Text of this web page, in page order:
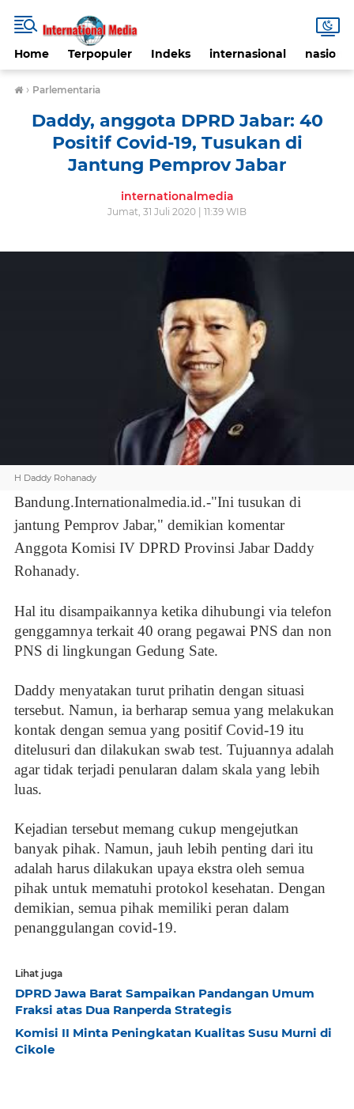
Home Terpopuler Indeks internasional nasional
› Parlementaria
Daddy, anggota DPRD Jabar: 40
Positif Covid-19, Tusukan di
Jantung Pemprov Jabar
internationalmedia
Jumat, 31 Juli 2020 | 11:39 WIB
H Daddy Rohanady
Bandung.Internationalmedia.id.-"Ini tusukan di
jantung Pemprov Jabar," demikian komentar
Anggota Komisi IV DPRD Provinsi Jabar Daddy
Rohanady.
Hal itu disampaikannya ketika dihubungi via telefon
genggamnya terkait 40 orang pegawai PNS dan non
PNS di lingkungan Gedung Sate.
Daddy menyatakan turut prihatin dengan situasi
tersebut. Namun, ia berharap semua yang melakukan
kontak dengan semua yang positif Covid-19 itu
ditelusuri dan dilakukan swab test. Tujuannya adalah
agar tidak terjadi penularan dalam skala yang lebih
luas.
Kejadian tersebut memang cukup mengejutkan
banyak pihak. Namun, jauh lebih penting dari itu
adalah harus dilakukan upaya ekstra oleh semua
pihak untuk mematuhi protokol kesehatan. Dengan
demikian, semua pihak memiliki peran dalam
penanggulangan covid-19.
Lihat juga
DPRD Jawa Barat Sampaikan Pandangan Umum
Fraksi atas Dua Ranperda Strategis
Komisi II Minta Peningkatan Kualitas Susu Murni di
Cikole